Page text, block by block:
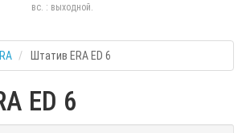
вс. : выходной.
Штатив ERA ED 6
ED 6